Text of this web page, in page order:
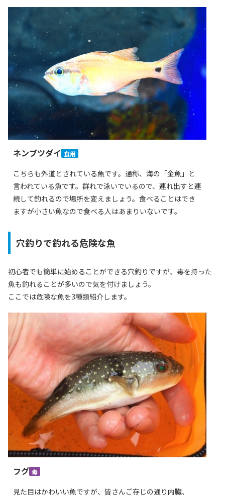
ネンブツダイ 食用
こちらも外道とされている魚です。通称、海の「金魚」と
言われている魚です。群れで泳いでいるので、連れ出すと連
続して釣れるので場所を変えましょう。食べることはでき
ますが小さい魚なので食べる人はあまりいないです。
穴釣りで釣れる危険な魚
初心者でも簡単に始めることができる穴釣りですが、毒を持った
魚も釣れることが多いので気を付けましょう。
ここでは危険な魚を3種類紹介します。
フグ 毒
見た目はかわいい魚ですが、皆さんご存じの通り内臓、